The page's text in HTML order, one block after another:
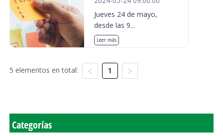
Jueves 24 de mayo,
desde las 9...
Leer más
5 elementos en total: 1
Categorías